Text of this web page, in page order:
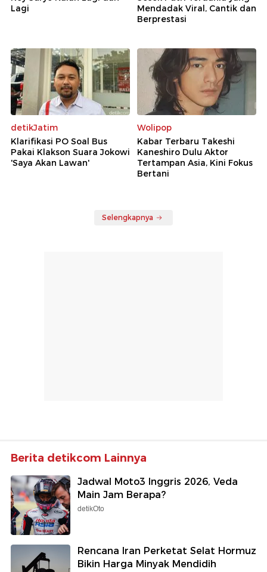
Lagi
Mendadak Viral, Cantik dan
Berprestasi
detikJatim
Klarifikasi PO Soal Bus
Pakai Klakson Suara Jokowi
'Saya Akan Lawan'
Wolipop
Kabar Terbaru Takeshi
Kaneshiro Dulu Aktor
Tertampan Asia, Kini Fokus
Bertani
Selengkapnya
Berita detikcom Lainnya
Jadwal Moto3 Inggris 2026, Veda
Main Jam Berapa?
detikOto
Rencana Iran Perketat Selat Hormuz
Bikin Harga Minyak Mendidih